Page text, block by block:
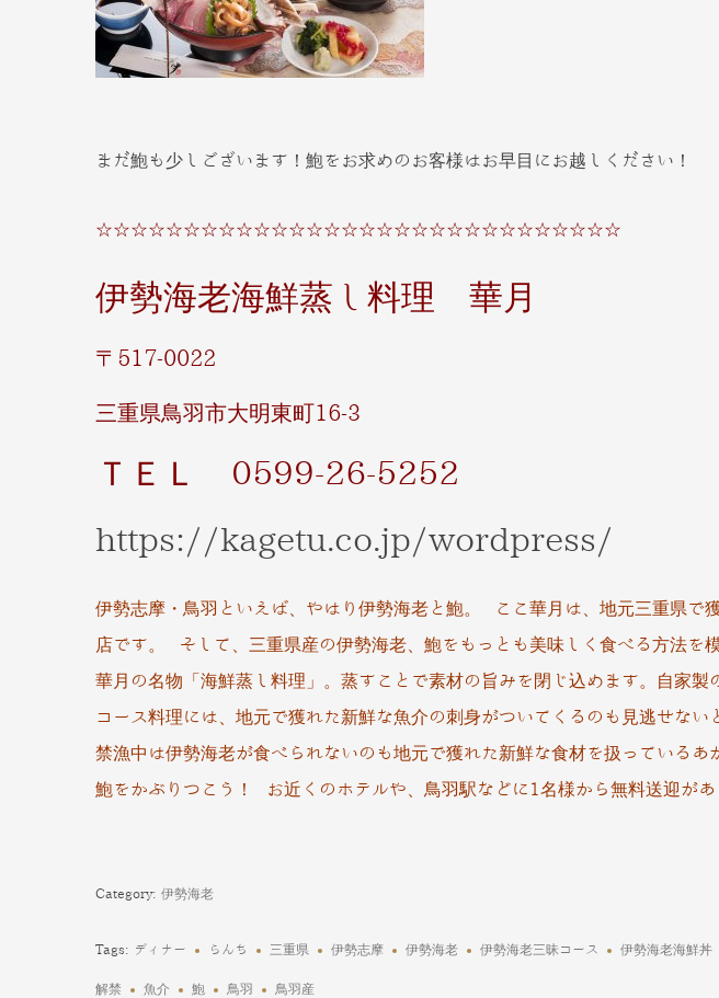
まだ鮑も少しございます！鮑をお求めのお客様はお早目にお越しください！
☆☆☆☆☆☆☆☆☆☆☆☆☆☆☆☆☆☆☆☆☆☆☆☆☆☆☆☆☆☆
伊勢海老海鮮蒸し料理 華月
〒517-0022
三重県鳥羽市大明東町16-3
ＴＥＬ 0599-26-5252
https://kagetu.co.jp/wordpress/
伊勢志摩・鳥羽といえば、やはり伊勢海老と鮑。 ここ華月は、地元三重県で
店です。 そして、三重県産の伊勢海老、鮑をもっとも美味しく食べる方法を
華月の名物「海鮮蒸し料理」。蒸すことで素材の旨みを閉じ込めます。自家製
コース料理には、地元で獲れた新鮮な魚介の刺身がついてくるのも見逃せな
禁漁中は伊勢海老が食べられないのも地元で獲れた新鮮な食材を扱っているあ
鮑をかぶりつこう！ お近くのホテルや、鳥羽駅などに1名様から無料送迎があ
Category: 伊勢海老
Tags: ディナー らんち 三重県 伊勢志摩 伊勢海老 伊勢海老三昧コース 伊勢海老海鮮丼
解禁 魚介 鮑 鳥羽 鳥羽産